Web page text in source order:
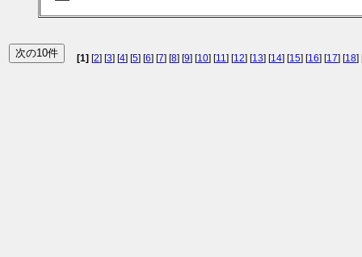
[1] [2] [3] [4] [5] [6] [7] [8] [9] [10] [11] [12] [13] [14] [15] [16] [17] [18]